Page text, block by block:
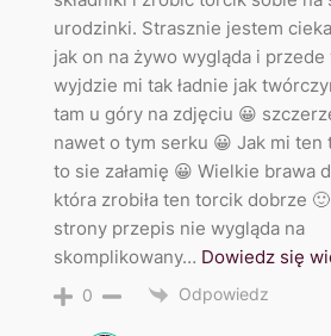
urodzinki. Strasznie jestem
jak on na żywo wygląda i
wyjdzie mi tak ładnie jak
tam u góry na zdjęciu 😀
nawet o tym serku 😀 Jak mi
to sie załamię 😀 Wielkie brawa
która zrobiła ten torcik dobrze
strony przepis nie wygląda na
skomplikowany… Dowiedz się
0 Odpowiedz